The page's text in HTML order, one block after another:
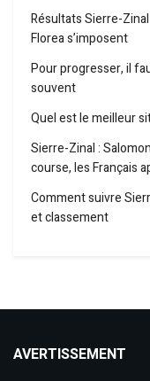
Résultats Sierre-
Florea s’imposent
Pour progresser, il
souvent
Quel est le meilleur
Sierre-Zinal :
course, les Français
Comment suivre
et classement
AVERTISSEMENT